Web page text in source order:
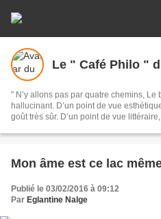
Le " Café Philo "
" N’y allons pas par quatre chemins,
hallucinant. D’un point de vue
goût très sûr. D’un point de vue
Églantine Lilas. »... Ainsi parlait Zarathoustra ... euh à vrai dire, lisabuzz.com
Mon âme est ce lac
Publié le 03/02/2016 à 09:12
Par Eglantine Nalge